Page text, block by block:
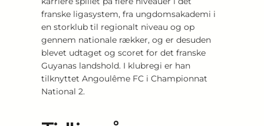
franske ligasystem, fra ungdomsakademi i
en storklub til regionalt niveau og op
gennem nationale rækker, og er desuden
blevet udtaget og scoret for det franske
Guyanas landshold. I klubregi er han
tilknyttet Angoulême FC i Championnat
National 2.